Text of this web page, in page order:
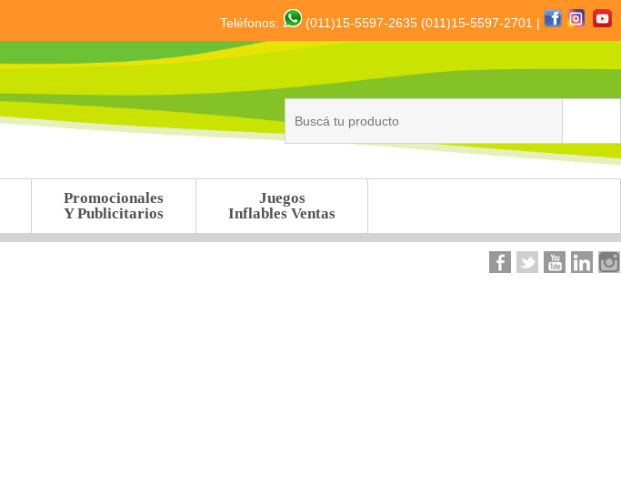
Promocionales
Y Publicitarios
Juegos
Inflables Ventas
Teléfonos: (011)15-5597-2635 (011)15-5597-2701 |